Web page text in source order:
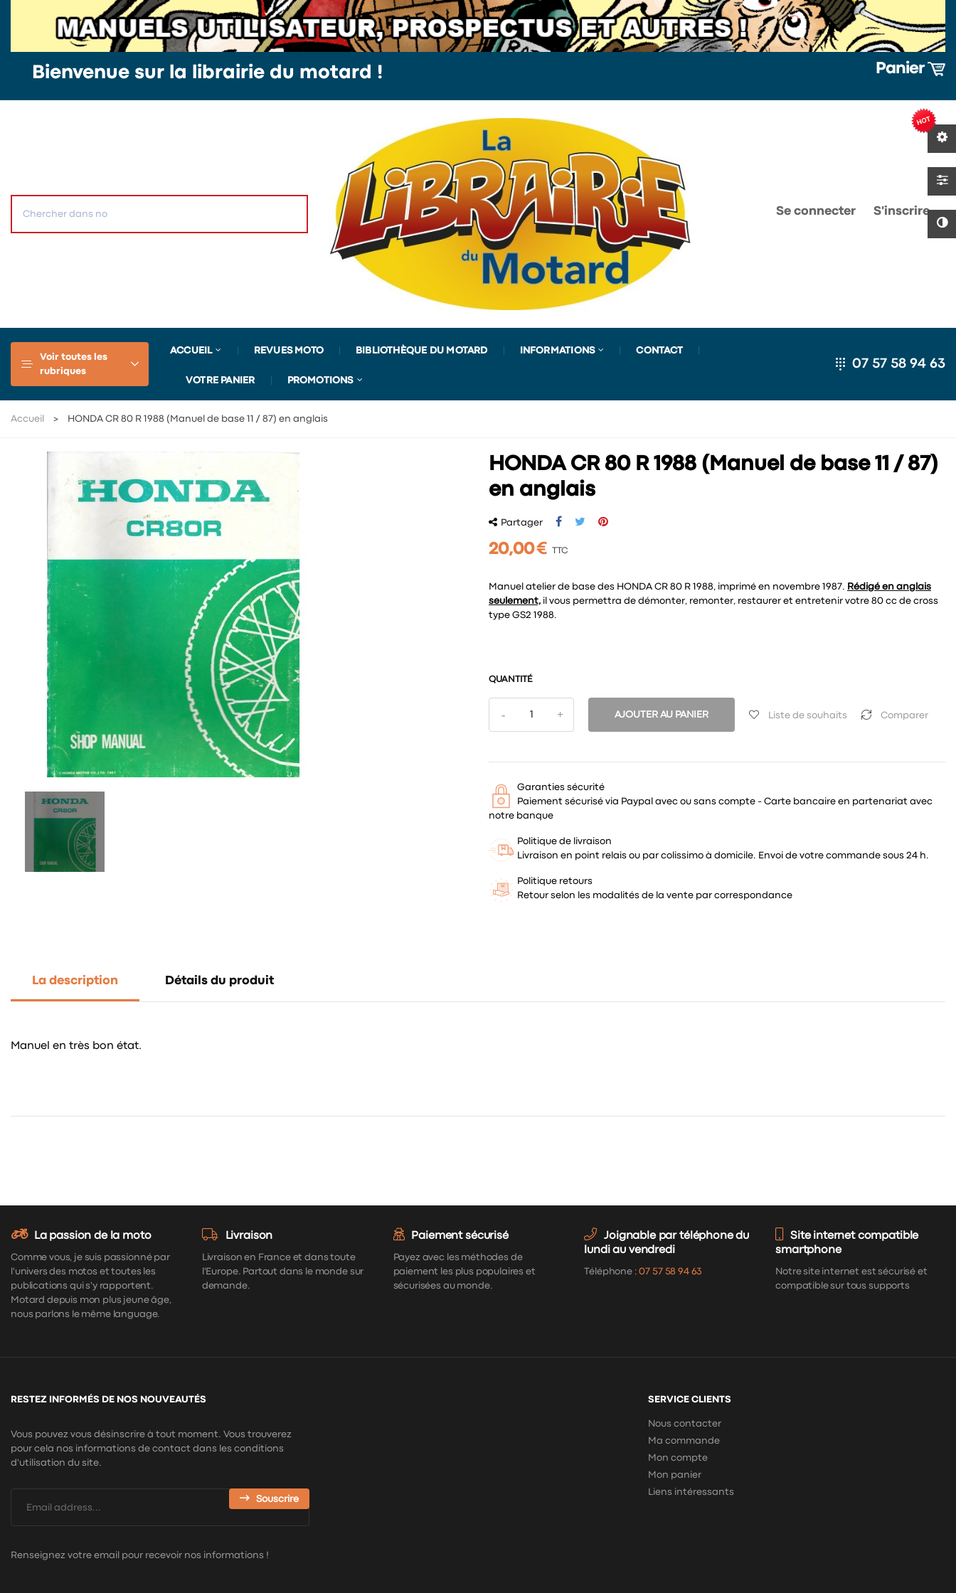
Bienvenue sur la librairie du motard ! Panier
Se connecter S'inscrire
Voir toutes les
rubriques
ACCUEIL REVUES MOTO BIBLIOTHÈQUE DU MOTARD INFORMATIONS CONTACT
VOTRE PANIER PROMOTIONS
07 57 58 94 63
Accueil HONDA CR 80 R 1988 (Manuel de base 11 / 87) en anglais
HONDA CR 80 R 1988 (Manuel de base 11 / 87)
en anglais
Partager
20,00 € TTC
Manuel atelier de base des HONDA CR 80 R 1988, imprimé en novembre 1987.
Rédigé en anglais
seulement, il vous permettra de démonter, remonter, restaurer et entretenir votre 80 cc de cross
type GS2 1988.
QUANTITÉ
AJOUTER AU PANIER Liste de souhaits Comparer
Garanties sécurité
Paiement sécurisé via Paypal avec ou sans compte - Carte bancaire en partenariat avec
notre banque
Politique de livraison
Livraison en point relais ou par colissimo à domicile. Envoi de votre commande sous 24 h.
Politique retours
Retour selon les modalités de la vente par correspondance
La description Détails du produit
Manuel en très bon état.
La passion de la moto
Comme vous, je suis passionné par
l'univers des motos et toutes les
publications qui s'y rapportent.
Motard depuis mon plus jeune âge,
nous parlons le même language.
Livraison
Livraison en France et dans toute
l'Europe. Partout dans le monde sur
demande.
Paiement sécurisé
Payez avec les méthodes de
paiement les plus populaires et
sécurisées au monde.
Joignable par téléphone du
lundi au vendredi
Téléphone :07 57 58 94 63
Site internet compatible
smartphone
Notre site internet est sécurisé et
compatible sur tous supports
RESTEZ INFORMÉS DE NOS NOUVEAUTÉS
Vous pouvez vous désinscrire à tout moment. Vous trouverez
pour cela nos informations de contact dans les conditions
d'utilisation du site.
Souscrire
Renseignez votre email pour recevoir nos informations !
SERVICE CLIENTS
Nous contacter
Ma commande
Mon compte
Mon panier
Liens intéressants